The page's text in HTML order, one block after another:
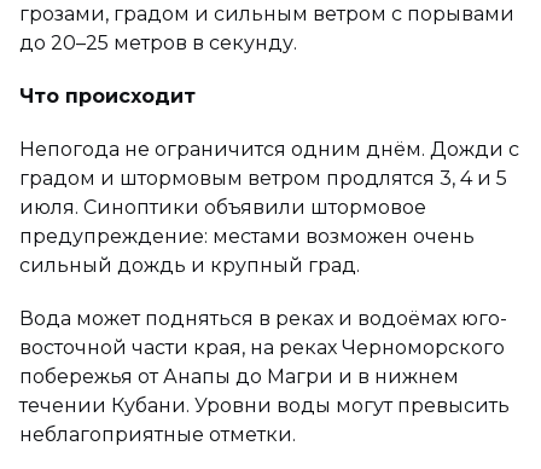
грозами, градом и сильным ветром с порывами
до 20–25 метров в секунду.
Что происходит
Непогода не ограничится одним днём. Дожди с
градом и штормовым ветром продлятся 3, 4 и 5
июля. Синоптики объявили штормовое
предупреждение: местами возможен очень
сильный дождь и крупный град.
Вода может подняться в реках и водоёмах юго-
восточной части края, на реках Черноморского
побережья от Анапы до Магри и в нижнем
течении Кубани. Уровни воды могут превысить
неблагоприятные отметки.